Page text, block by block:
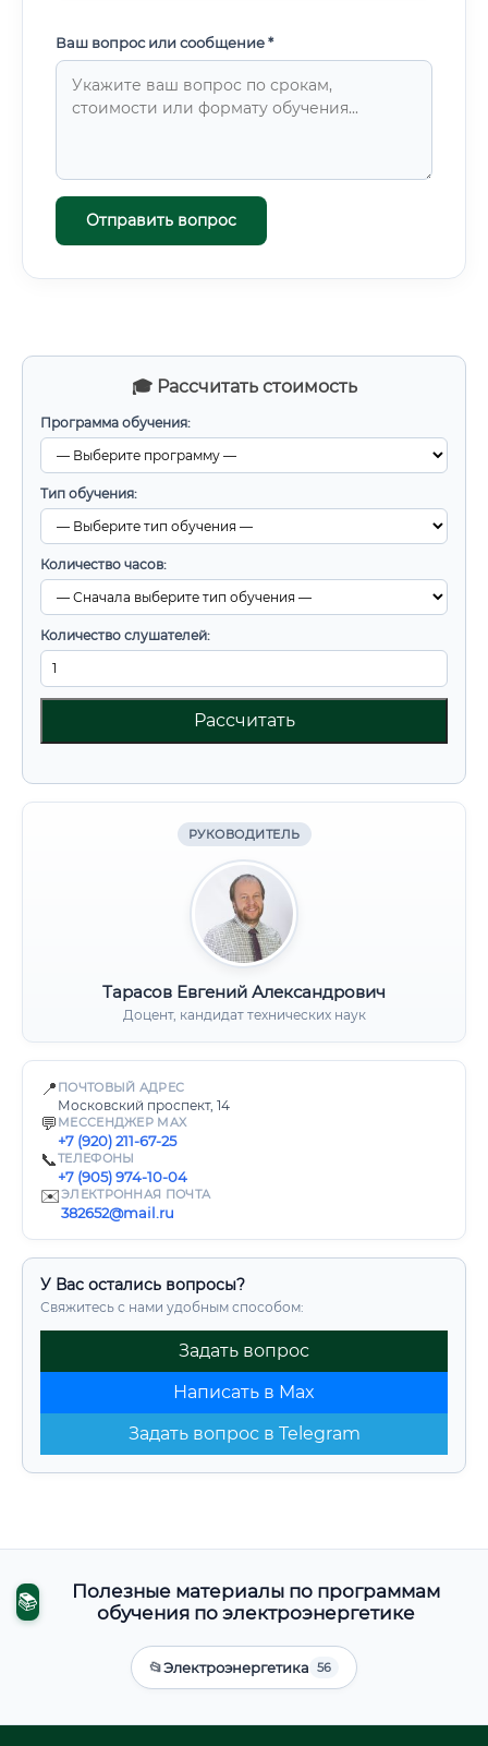
🎓 Рассчитать стоимость
Программа обучения:
Тип обучения:
Количество часов:
Количество слушателей:
Рассчитать
РУКОВОДИТЕЛЬ
Тарасов Евгений Александрович
Доцент, кандидат технических наук
📍 ПОЧТОВЫЙ АДРЕС
Московский проспект, 14
💬 МЕССЕНДЖЕР MAX
+7 (920) 211-67-25
📞ТЕЛЕФОНЫ
+7 (905) 974-10-04
✉️ЭЛЕКТРОННАЯ ПОЧТА
382652@mail.ru
У Вас остались вопросы?
Свяжитесь с нами удобным способом:
Задать вопрос
Написать в Max
Задать вопрос в Telegram
Ваш вопрос или сообщение *
Отправить вопрос
📚
Полезные материалы по программам
обучения по электроэнергетике
📂Электроэнергетика 56